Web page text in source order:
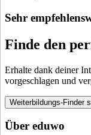
Sehr
Finde den
Erhalte dank deiner
vorgeschlagen und
Weiterbildungs-Finder
Über eduwo